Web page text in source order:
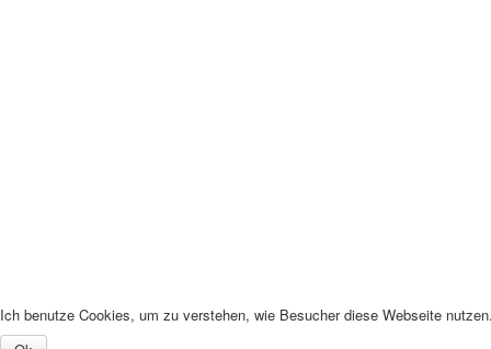
Ich benutze Cookies, um zu verstehen, wie Besucher diese Webseite